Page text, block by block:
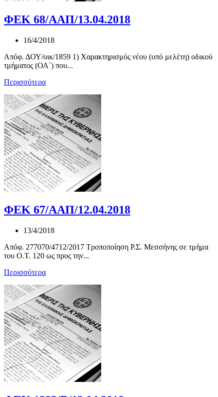
ΦΕΚ 68/ΑΑΠ/13.04.2018
16/4/2018
Απόφ. ΔΟΥ/οικ/1859 1) Χαρακτηρισμός νέου (υπό μελέτη) οδικού
τμήματος (ΟΑ΄) που...
Περισσότερα
ΦΕΚ 67/ΑΑΠ/12.04.2018
13/4/2018
Απόφ. 277070/4712/2017 Τροποποίηση Ρ.Σ. Μεσσήνης σε τμήμα
του Ο.Τ. 120 ως προς την...
Περισσότερα